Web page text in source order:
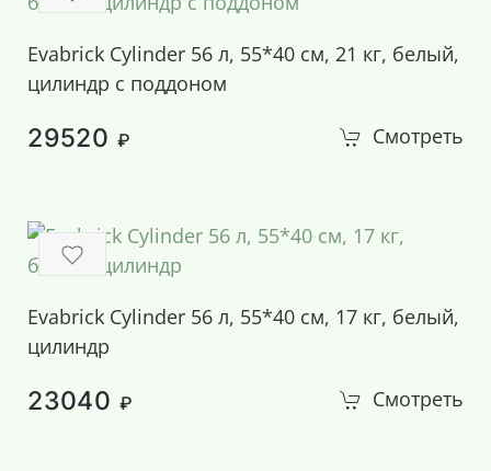
Evabrick Cylinder 56 л, 55*40 см, 21 кг, белый,
цилиндр с поддоном
29520 ₽ Смотреть
Evabrick Cylinder 56 л, 55*40 см, 17 кг, белый,
цилиндр
23040 ₽ Смотреть